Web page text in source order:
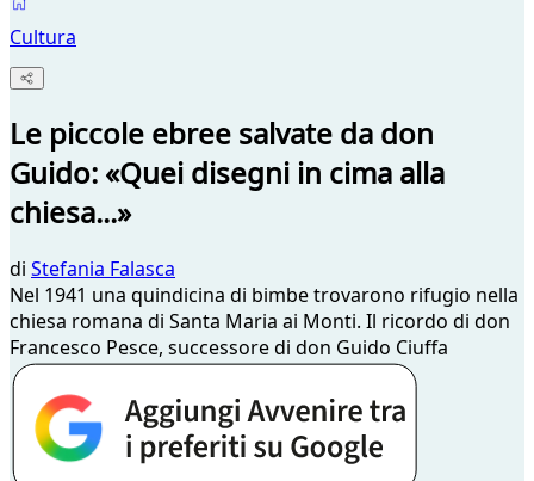
Cultura
Le piccole ebree salvate da don
Guido: «Quei disegni in cima alla
chiesa...»
di Stefania Falasca
Nel 1941 una quindicina di bimbe trovarono rifugio nella
chiesa romana di Santa Maria ai Monti. Il ricordo di don
Francesco Pesce, successore di don Guido Ciuffa